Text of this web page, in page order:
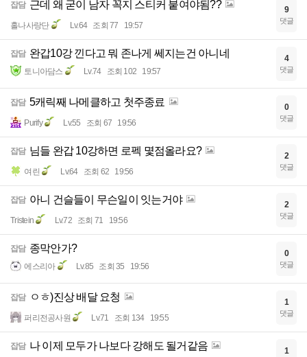
잡담 근데 왜 굳이 남자 꼭지 스티커 붙여야됨??
홀나사랑단 Lv.64 조회 77 19:57
9
댓글
잡담 완갑10강 낀다고 뭐 존나게 쎄지는건 아니네
토니아담스 Lv.74 조회 102 19:57
4
댓글
잡담 5캐릭째 나메클하고 첫주종료
Purify Lv.55 조회 67 19:56
0
댓글
잡담 님들 완갑 10강하면 로펙 몇점올라요?
여린 Lv.64 조회 62 19:56
2
댓글
잡담 아니 건슬들이 무슨일이 잇는거야
Tristein Lv.72 조회 71 19:56
2
댓글
잡담 종막안가?
에스리아 Lv.85 조회 35 19:56
0
댓글
잡담 ㅇㅎ)진상 배달 요청
퍼리전공사원 Lv.71 조회 134 19:55
1
댓글
잡담 나 이제 모두가 나보다 강해도 될거같음 1